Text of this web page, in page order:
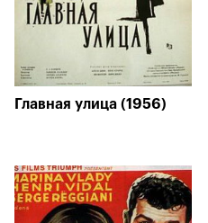
Главная улица (1956)